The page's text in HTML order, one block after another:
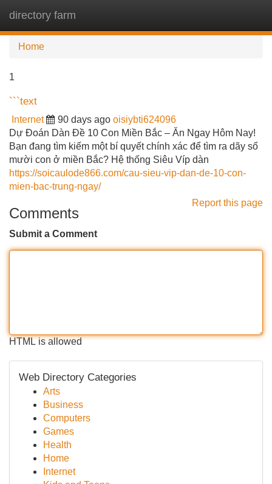
directory farm
Home
1
```text
Internet 90 days ago oisiybti624096
Dự Đoán Dàn Đề 10 Con Miền Bắc – Ăn Ngay Hôm Nay!
Bạn đang tìm kiếm một bí quyết chính xác để tìm ra dãy số
mười con ở miền Bắc? Hệ thống Siêu Víp dàn
https://soicaulode866.com/cau-sieu-vip-dan-de-10-con-
mien-bac-trung-ngay/
Report this page
Comments
Submit a Comment
HTML is allowed
Web Directory Categories
Arts
Business
Computers
Games
Health
Home
Internet